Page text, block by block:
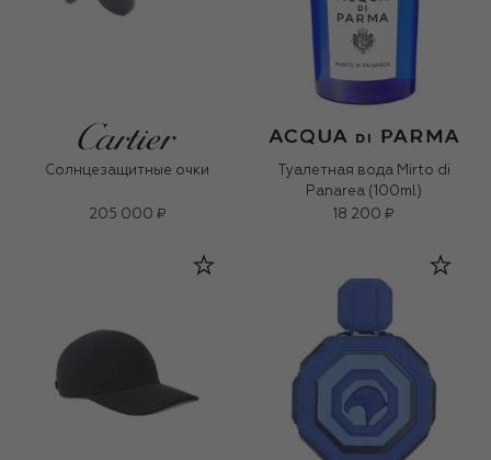
Солнцезащитные очки
205 000 ₽
Туалетная вода Mirto di
Panarea (100ml)
18 200 ₽